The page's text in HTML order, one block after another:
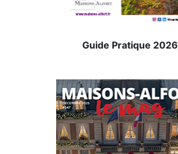
Guide Pratique 2026